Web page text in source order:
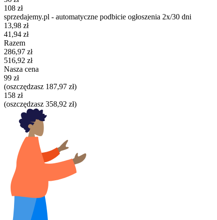
108 zł
sprzedajemy.pl - automatyczne podbicie ogłoszenia 2x/30 dni
13,98 zł
41,94 zł
Razem
286,97 zł
516,92 zł
Nasza cena
99 zł
(oszczędzasz 187,97 zł)
158 zł
(oszczędzasz 358,92 zł)